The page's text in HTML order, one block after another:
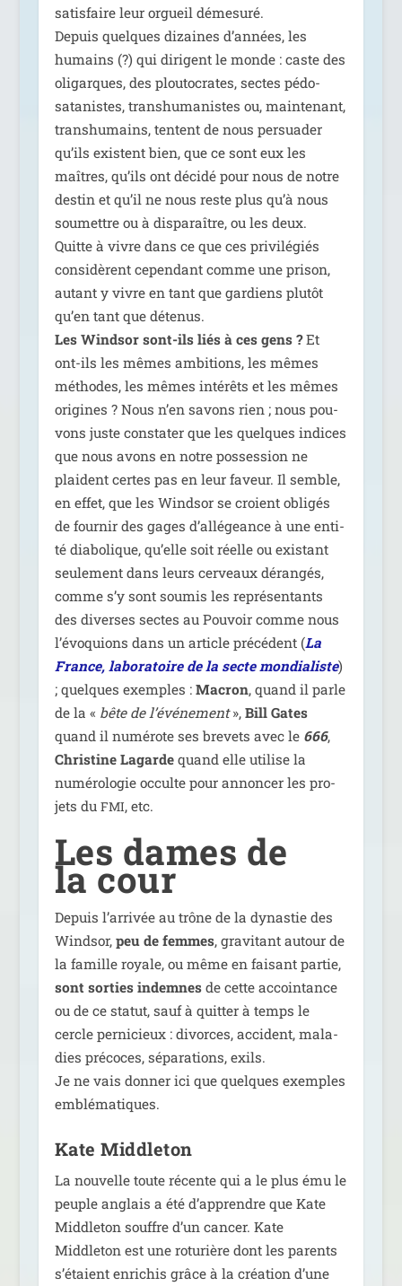
satis­faire leur orgueil déme­su­ré.
Depuis quelques dizaines d’années, les
humains (?) qui dirigent le monde : caste des
oli­garques, des plou­to­crates, sectes pédo-
sata­nistes, trans­hu­ma­nistes ou, main­te­nant,
trans­hu­mains, tentent de nous per­sua­der
qu’ils existent bien, que ce sont eux les
maîtres, qu’ils ont déci­dé pour nous de notre
des­tin et qu’il ne nous reste plus qu’à nous
sou­mettre ou à dis­pa­raître, ou les deux.
Quitte à vivre dans ce que ces pri­vi­lé­giés
consi­dèrent cepen­dant comme une pri­son,
autant y vivre en tant que gar­diens plu­tôt
qu’en tant que déte­nus.
Les Windsor sont-ils liés à ces gens ?Et
ont-ils les mêmes ambi­tions, les mêmes
méthodes, les mêmes inté­rêts et les mêmes
ori­gines ? Nous n’en savons rien ; nous pou­
vons juste consta­ter que les quelques indices
que nous avons en notre pos­ses­sion ne
plaident certes pas en leur faveur. Il semble,
en effet, que les Windsor se croient obli­gés
de four­nir des gages d’allégeance à une enti­
té dia­bo­lique, qu’elle soit réelle ou exis­tant
seule­ment dans leurs cer­veaux déran­gés,
comme s’y sont sou­mis les repré­sen­tants
des diverses sectes au Pouvoir comme nous
l’évoquions dans un article pré­cé­dent (La
France, labo­ra­toire de la secte mon­dia­liste)
; quelques exemples : Macron, quand il parle
de la « bête de l’événement», Bill Gates
quand il numé­rote ses bre­vets avec le 666,
Christine Lagardequand elle uti­lise la
numé­ro­lo­gie occulte pour annon­cer les pro­
jets du FMI, etc.
Les dames de
la cour
Depuis l’arrivée au trône de la dynas­tie des
Windsor, peu de femmes, gra­vi­tant autour de
la famille royale, ou même en fai­sant par­tie,
sont sor­ties indemnesde cette accoin­tance
ou de ce sta­tut, sauf à quit­ter à temps le
cercle per­ni­cieux : divorces, acci­dent, mala­
dies pré­coces, sépa­ra­tions, exils.
Je ne vais don­ner ici que quelques exemples
emblématiques.
Kate Middleton
La nou­velle toute récente qui a le plus ému le
peuple anglais a été d’apprendre que Kate
Middleton souffre d’un can­cer. Kate
Middleton est une rotu­rière dont les parents
s’étaient enri­chis grâce à la créa­tion d’une